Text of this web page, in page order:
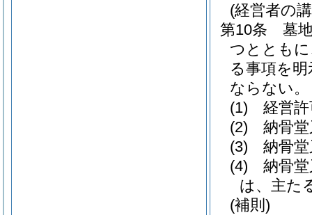
(経営者の
第10条
墓
つととも
る事項を
ならない。
(1)
経営
(2)
納骨
(3)
納骨
(4)
納骨
は、主た
(補則)